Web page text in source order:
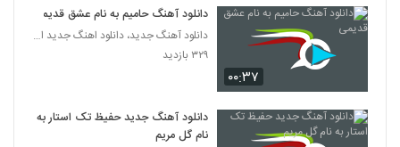
دانلود آهنگ بغض آسمان از پرهام آگاه
امیر فخرالدین آهنگ چه خبرته
۰۰:۳۷
دانلود آهنگ حامیم به نام عشق قدیمی
دانلود آهنگ جدید، دانلود اهنگ جدید ایرانی
۳۲۹ بازدید
دانلود آهنگ جدید حفیظ تک استار به
نام گل مریم